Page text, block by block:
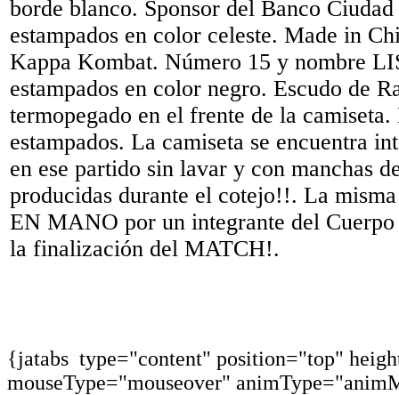
borde blanco. Sponsor del Banco Ciudad
estampados en color celeste. Made in
Kappa Kombat. Número 15 y nombre
estampados en color negro. Escudo de
termopegado en el frente de la
estampados. La camiseta se encuentra
en ese partido sin lavar y con manchas
producidas durante el cotejo!!. La
EN MANO por un integrante del
la finalización del MATCH!.
{jatabs type="content" position="top"
mouseType="mouseover"